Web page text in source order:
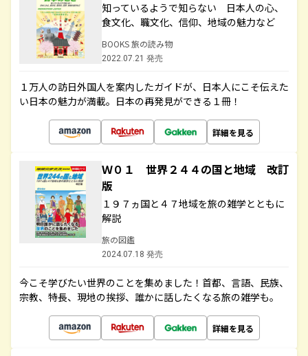
知っているようで知らない 日本人の心、
食文化、職文化、信仰、地域の魅力など
BOOKS 旅の読み物
2022.07.21 発売
１万人の訪日外国人を案内したガイドが、日本人にこそ伝えた
い日本の魅力が満載。日本の再発見ができる１冊！
詳細を見る
Ｗ０１ 世界２４４の国と地域 改訂
版
１９７ヵ国と４７地域を旅の雑学とともに
解説
旅の図鑑
2024.07.18 発売
今こそ学びたい世界のことを集めました！首都、言語、民族、
宗教、特長、現地の挨拶、誰かに話したくなる旅の雑学も。
詳細を見る